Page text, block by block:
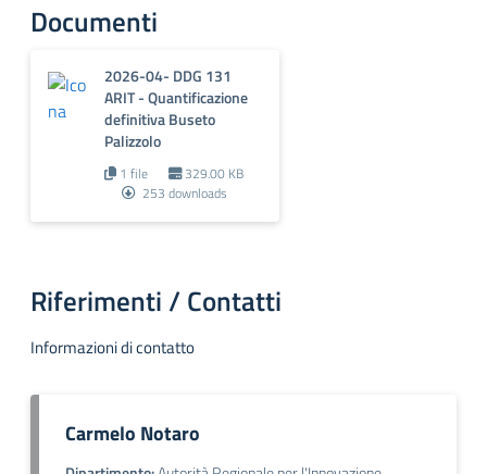
Documenti
2026-04- DDG 131
ARIT - Quantificazione
definitiva Buseto
Palizzolo
1 file
329.00 KB
253 downloads
Riferimenti / Contatti
Informazioni di contatto
Carmelo Notaro